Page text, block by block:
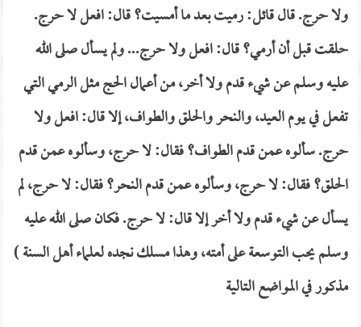
ولا حرج. قال قائل: رميت بعد ما أمسيت؟ قال: افعل لا حرج.
حلقت قبل أن أرمي؟ قال: افعل ولا حرج... ولم يسأل صلى الله
عليه وسلم عن شيء قدم ولا أخر، من أعمال الحج مثل الرمي التي
تفعل في يوم العيد، والنحر والحلق والطواف، إلا قال: افعل ولا
حرج. سألوه عمن قدم الطواف؟ فقال: لا حرج، وسألوه عمن قدم
الحلق؟ فقال: لا حرج، وسألوه عمن قدم النحر؟ فقال: لا حرج، لم
يسأل عن شيء قدم ولا أخر إلا قال: لا حرج. فكان صلى الله عليه
وسلم يحب التوسعة على أمته، وهذا مسلك نجده لعلماء أهل السنة )
مذكور في المواضع التالية